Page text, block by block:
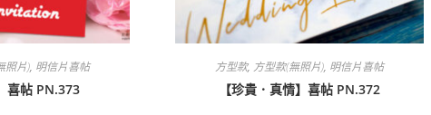
照片), 明信片喜帖
喜帖 PN.373
方型款, 方型款(無照片), 明信片喜帖
【珍貴．真情】喜帖 PN.372